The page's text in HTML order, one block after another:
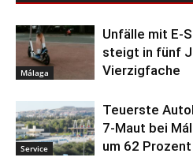
Málaga
Unfälle mit E-
steigt in fünf
Vierzigfache
Service
Teuerste
7-Maut bei
um 62 Prozent